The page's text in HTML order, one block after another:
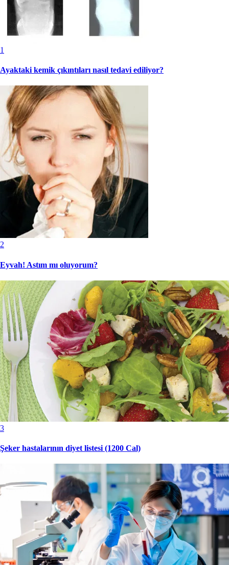
1
Ayaktaki kemik çıkıntıları nasıl tedavi ediliyor?
2
Eyvah! Astım mı oluyorum?
3
Şeker hastalarının diyet listesi (1200 Cal)